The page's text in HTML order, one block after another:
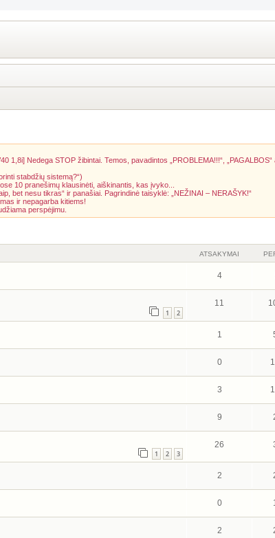
1,8i] Nedega STOP žibintai. Temos, pavadintos „PROBLEMA!!!“,
stabdžių sistemą?“)
10 pranešimų klausinėti, aiškinantis, kas įvyko...
bet nesu tikras“ ir panašiai. Pagrindinė taisyklė: „NEŽINAI – NERAŠYK!“
ir nepagarba kitiems!
perspėjimu.
ATSAKYMAI
4
1 2
11
1
0
3
9
1 2 3
26
2
0
2